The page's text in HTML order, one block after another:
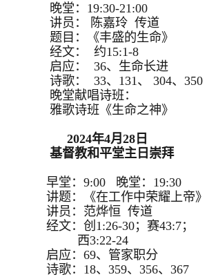
晚堂：19:30-21:00
讲员： 陈嘉玲 传道
题目：《丰盛的生命》
经文： 约15:1-8
启应： 36、生命长进
诗歌： 33、131、 304、350
晚堂献唱诗班：
雅歌诗班《生命之神》
2024年4月28日
基督教和平堂主日崇拜
早堂：9:00 晚堂：19:30
讲题：《在工作中荣耀上帝》
讲员：范烨恒 传道
经文：创1:26-30；赛43:7；
西3:22-24
启应：69、管家职分
诗歌：18、359、356、367